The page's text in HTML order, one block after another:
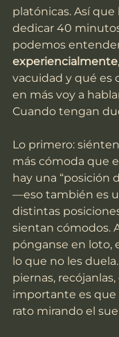
platónicas. Así
dedicar 40
podemos
experiencialmente
vacuidad y qué es
en más voy a
Cuando tengan
Lo primero:
más cómoda que
hay una “posición
—eso también es
distintas
sientan cómodos.
pónganse en loto,
lo que no les
piernas,
importante es que
rato mirando el